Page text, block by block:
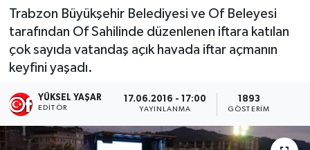
Trabzon Büyükşehir Belediyesi ve Of Beleyesi
tarafından Of Sahilinde düzenlenen iftara katılan
çok sayıda vatandaş açık havada iftar açmanın
keyfini yaşadı.
YÜKSEL YAŞAR
EDITÖR
17.06.2016 - 17:00
YAYINLANMA
1893
GÖSTERIM
Süper Lig Puan Durumu ve Fikstür
Tüm Manşetler
Son Dakika Haberleri
Haber Arşivi